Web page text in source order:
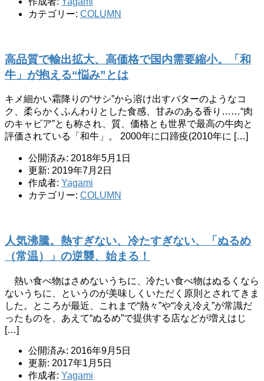
カテゴリー: COLUMN
高品質で輸出拡大、高価格で国内需要縮小。「和
牛」が抱える“悩み”とは
キメ細かい霜降りの“サシ”から溶け出すバターのようなコ
ク、柔らかくふんわりとした食感、甘みのある香り……“肉
のキャビア”とも称され、質、価格とも世界で最高の牛肉と
評価されている「和牛」。 2000年に口蹄疫(2010年に […]
公開済み: 2018年5月1日
更新: 2019年7月2日
作成者: Yagami
カテゴリー: COLUMN
人気沸騰。熱すぎない、冷たすぎない、「ぬるめ
（常温）」の逆襲、始まる！
熱い食べ物はさめないうちに、冷たい食べ物はぬるくなら
ないうちに、というのが美味しくいただく原則とされてきま
した。ところが最近、これまで“熱々”や“冷え冷え”が常識だ
ったものを、あえて“ぬるめ”で提供する店などが増えはじ
[…]
公開済み: 2016年9月5日
更新: 2017年1月5日
作成者: Yagami